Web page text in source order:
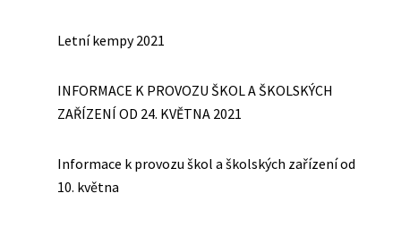
Letní kempy 2021
INFORMACE K PROVOZU ŠKOL A ŠKOLSKÝCH
ZAŘÍZENÍ OD 24. KVĚTNA 2021
Informace k provozu škol a školských zařízení od
10. května